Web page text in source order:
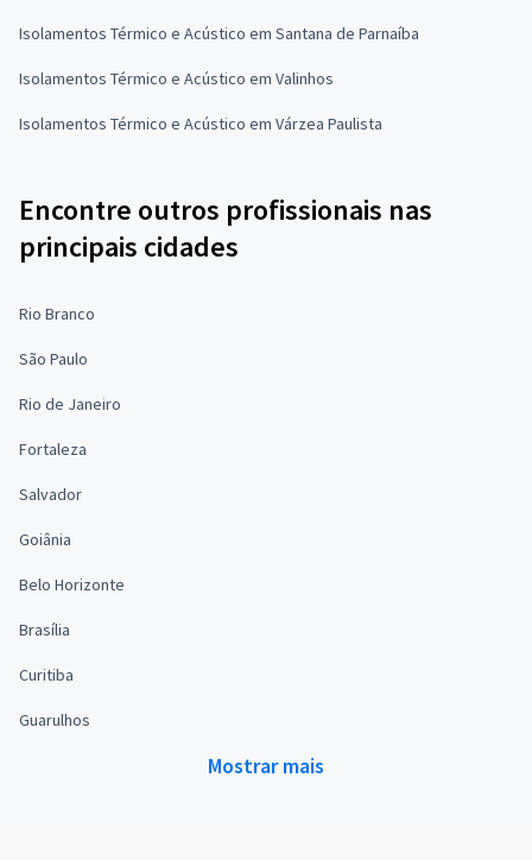
Isolamentos Térmico e Acústico em Santana de Parnaíba
Isolamentos Térmico e Acústico em Valinhos
Isolamentos Térmico e Acústico em Várzea Paulista
Encontre outros profissionais nas
principais cidades
Rio Branco
São Paulo
Rio de Janeiro
Fortaleza
Salvador
Goiânia
Belo Horizonte
Brasília
Curitiba
Guarulhos
Mostrar mais